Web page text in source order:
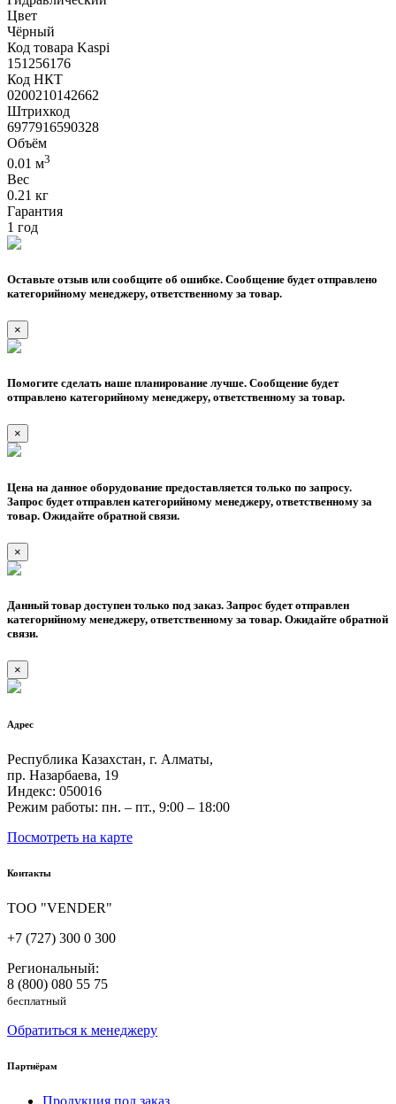
Цвет
Чёрный
Код товара Kaspi
151256176
Код НКТ
0200210142662
Штрихкод
6977916590328
Объём
0.01 м3
Вес
0.21 кг
Гарантия
1 год
Оставьте отзыв или сообщите об ошибке. Сообщение будет отправлено
категорийному менеджеру, ответственному за товар.
×
Помогите сделать наше планирование лучше. Сообщение будет
отправлено категорийному менеджеру, ответственному за товар.
×
Цена на данное оборудование предоставляется только по запросу.
Запрос будет отправлен категорийному менеджеру, ответственному за
товар. Ожидайте обратной связи.
×
Данный товар доступен только под заказ. Запрос будет отправлен
категорийному менеджеру, ответственному за товар. Ожидайте обратной
связи.
×
Адрес
Республика Казахстан, г. Алматы,
пр. Назарбаева, 19
Индекс: 050016
Режим работы: пн. – пт., 9:00 – 18:00
Посмотреть на карте
Контакты
ТОО "VENDER"
+7 (727) 300 0 300
Региональный:
8 (800) 080 55 75
бесплатный
Обратиться к менеджеру
Партнёрам
Продукция под заказ